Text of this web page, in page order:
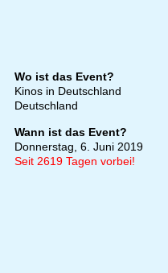
Wo ist das Event?
Kinos in Deutschland
Deutschland
Wann ist das Event?
Donnerstag, 6. Juni 2019
Seit 2619 Tagen vorbei!